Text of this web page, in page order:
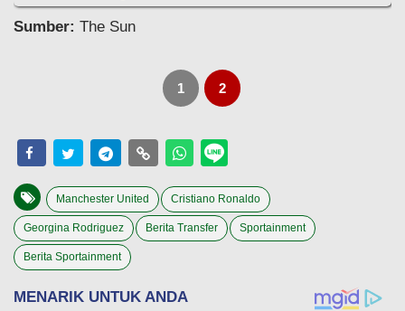
Sumber: The Sun
1 2
Manchester United Cristiano Ronaldo
Georgina Rodriguez Berita Transfer Sportainment
Berita Sportainment